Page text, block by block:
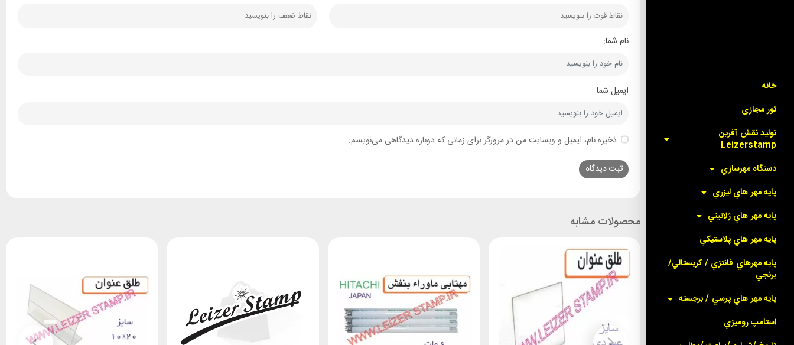
خانه
تور مجازی
توليد نقش آفرين
Leizerstamp
دستگاه مهرسازي
پايه مهر هاي ليزري
پايه مهر هاي ژلاتيني
پايه مهر هاي پلاستيکي
پايه مهرهاي فانتزي / کريستالي/
برنجي
پايه مهر هاي پرسي / برجسته
استامپ روميزي
نام شما:
ایمیل شما:
ذخیره نام، ایمیل و وبسایت من در مرورگر برای زمانی که دوباره دیدگاهی می‌نویسم.
محصولات مشابه